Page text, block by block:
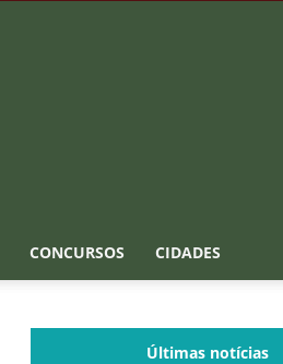
CONCURSOS CIDADES
Últimas notícias